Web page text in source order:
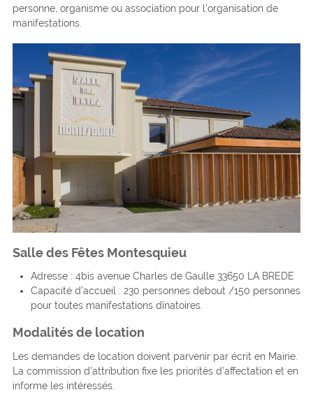
personne, organisme ou association pour l’organisation de
manifestations.
Salle des Fêtes Montesquieu
Adresse : 4bis avenue Charles de Gaulle 33650 LA BREDE
Capacité d’accueil : 230 personnes debout /150 personnes
pour toutes manifestations dînatoires.
Modalités de location
Les demandes de location doivent parvenir par écrit en Mairie.
La commission d’attribution fixe les priorités d’affectation et en
informe les intéressés.